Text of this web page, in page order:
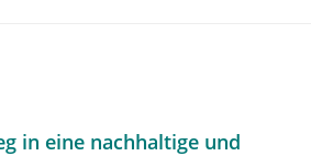
in eine nachhaltige und